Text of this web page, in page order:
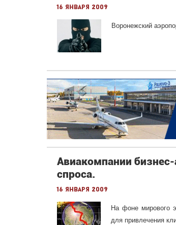
16 января 2009
Воронежский
Авиакомпании
спроса.
16 января 2009
На фоне мирового
для привлечения